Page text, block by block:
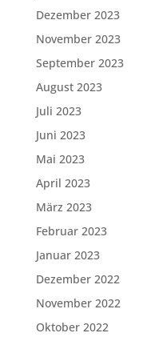
Dezember 2023
November 2023
September 2023
August 2023
Juli 2023
Juni 2023
Mai 2023
April 2023
März 2023
Februar 2023
Januar 2023
Dezember 2022
November 2022
Oktober 2022